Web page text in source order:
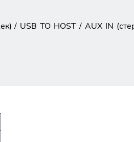
/ USB TO HOST / AUX IN